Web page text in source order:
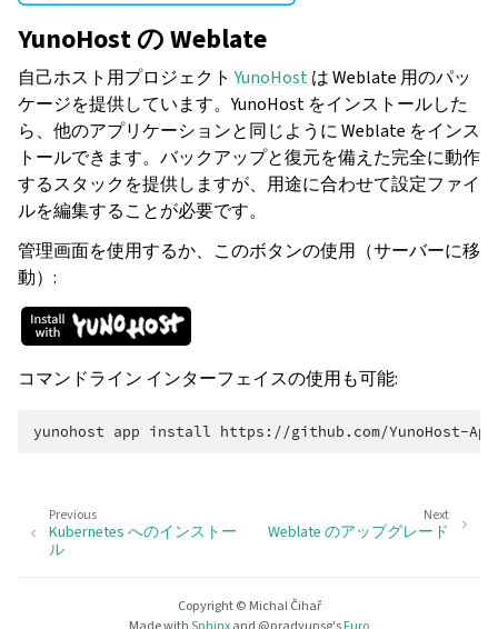
YunoHost の Weblate
自己ホスト用プロジェクトYunoHostは Weblate 用のパッ
ケージを提供しています。YunoHost をインストールした
ら、他のアプリケーションと同じように Weblate をインス
トールできます。バックアップと復元を備えた完全に動作
するスタックを提供しますが、用途に合わせて設定ファイ
ルを編集することが必要です。
管理画面を使用するか、このボタンの使用（サーバーに移
動）:
コマンドライン インターフェイスの使用も可能:
yunohost app install
Next
Weblate のアップグレード
Previous
Kubernetes へのインストー
ル
Copyright © Michal Čihař